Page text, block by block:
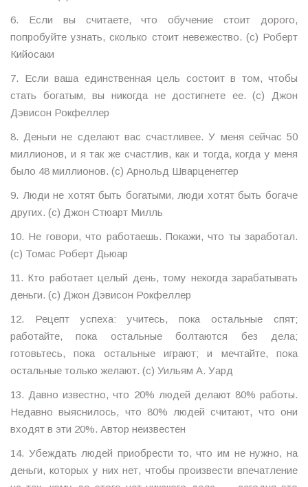
6. Если вы считаете, что обучение стоит дорого,
попробуйте узнать, сколько стоит невежество. (с) Роберт
Кийосаки
7. Если ваша единственная цель состоит в том, чтобы
стать богатым, вы никогда не достигнете ее. (с) Джон
Дэвисон Рокфеллер
8. Деньги не сделают вас счастливее. У меня сейчас 50
миллионов, и я так же счастлив, как и тогда, когда у меня
было 48 миллионов. (с) Арнольд Шварценеггер
9. Люди не хотят быть богатыми, люди хотят быть богаче
других. (с) Джон Стюарт Милль
10. Не говори, что работаешь. Покажи, что ты заработал.
(с) Томас Роберт Дьюар
11. Кто работает целый день, тому некогда зарабатывать
деньги. (с) Джон Дэвисон Рокфеллер
12. Рецепт успеха: учитесь, пока остальные спят;
работайте, пока остальные болтаются без дела;
готовьтесь, пока остальные играют; и мечтайте, пока
остальные только желают. (с) Уильям А. Уард
13. Давно известно, что 20% людей делают 80% работы.
Недавно выяснилось, что 80% людей считают, что они
входят в эти 20%. Автор неизвестен
14. Убеждать людей приобрести то, что им не нужно, на
деньги, которых у них нет, чтобы произвести впечатление